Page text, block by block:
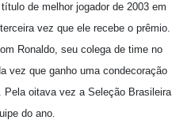
de melhor jogador de 2003 em
vez que ele recebe o prêmio.
Ronaldo, seu colega de time no
vez que ganho uma condecoração
Pela oitava vez a Seleção Brasileira
do ano.